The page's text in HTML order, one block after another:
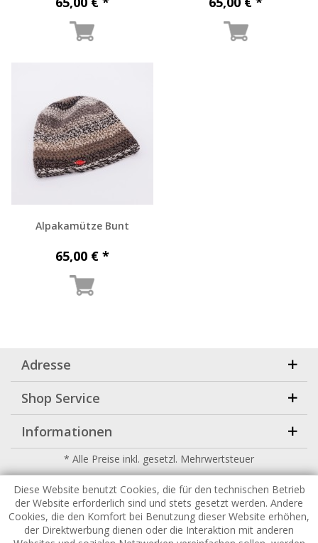
Alpakamütze Bunt
65,00 € *
Adresse
Shop Service
Informationen
* Alle Preise inkl. gesetzl. Mehrwertsteuer
Copyright2026 |HuckePackby426 - Your Digital Upgrade
Diese Website benutzt Cookies, die für den technischen Betrieb
der Website erforderlich sind und stets gesetzt werden. Andere
Cookies, die den Komfort bei Benutzung dieser Website erhöhen,
der Direktwerbung dienen oder die Interaktion mit anderen